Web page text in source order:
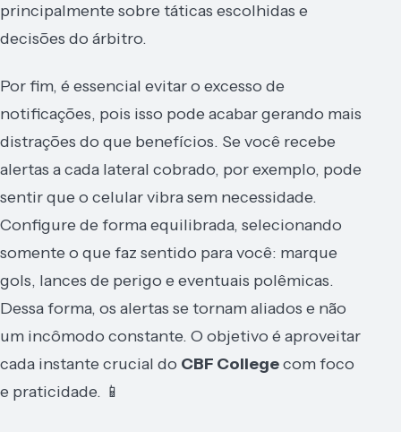
principalmente sobre táticas escolhidas e
decisões do árbitro.
Por fim, é essencial evitar o excesso de
notificações, pois isso pode acabar gerando mais
distrações do que benefícios. Se você recebe
alertas a cada lateral cobrado, por exemplo, pode
sentir que o celular vibra sem necessidade.
Configure de forma equilibrada, selecionando
somente o que faz sentido para você: marque
gols, lances de perigo e eventuais polêmicas.
Dessa forma, os alertas se tornam aliados e não
um incômodo constante. O objetivo é aproveitar
cada instante crucial do CBF Collegecom foco
e praticidade. 📱